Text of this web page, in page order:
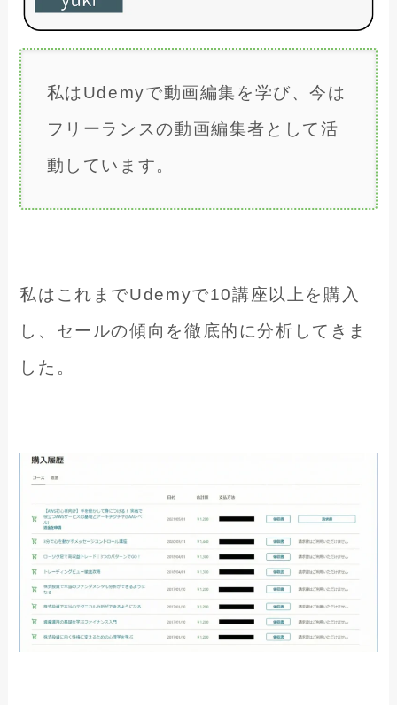
私はUdemyで動画編集を学び、今は
フリーランスの動画編集者として活
動しています。
私はこれまでUdemyで10講座以上を購入
し、セールの傾向を徹底的に分析してきま
した。